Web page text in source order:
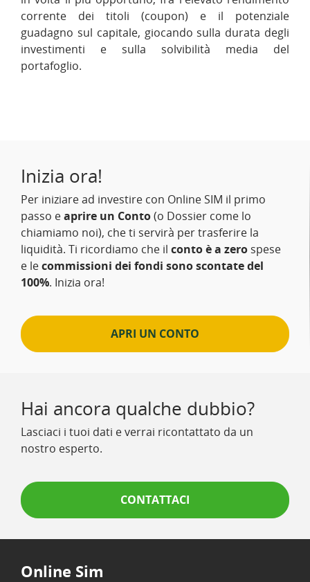
corrente dei titoli (coupon) e il potenziale
guadagno sul capitale, giocando sulla durata degli
investimenti e sulla solvibilità media del
portafoglio.
Inizia ora!
Per iniziare ad investire con Online SIM il primo
passo eaprire un Conto(o Dossier come lo
chiamiamo noi), che ti servirà per trasferire la
liquidità. Ti ricordiamo che il conto è a zero spese
e lecommissioni dei fondi sono scontate del
100%. Inizia ora!
APRI UN CONTO
Hai ancora qualche dubbio?
Lasciaci i tuoi dati e verrai ricontattato da un
nostro esperto.
CONTATTACI
Online Sim